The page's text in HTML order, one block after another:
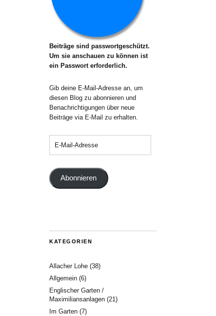
Beiträge sind passwortgeschützt.
Um sie anschauen zu können ist
ein Passwort erforderlich.
Gib deine E-Mail-Adresse an, um
diesen Blog zu abonnieren und
Benachrichtigungen über neue
Beiträge via E-Mail zu erhalten.
Abonnieren
KATEGORIEN
Allacher Lohe (38)
Allgemein (6)
Englischer Garten /
Maximiliansanlagen (21)
Im Garten (7)